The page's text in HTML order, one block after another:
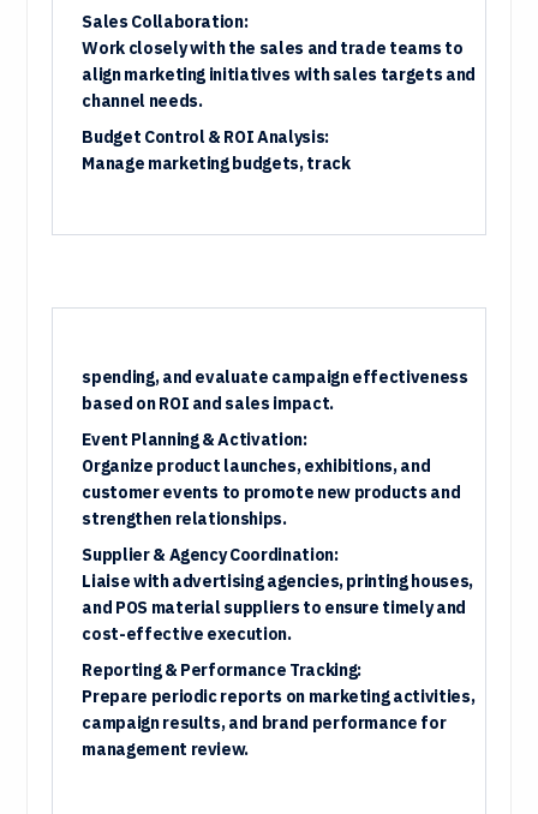
Sales Collaboration:
Work closely with the sales and trade teams to
align marketing initiatives with sales targets and
channel needs.
Budget Control & ROI Analysis:
Manage marketing budgets, track
spending, and evaluate campaign effectiveness
based on ROI and sales impact.
Event Planning & Activation:
Organize product launches, exhibitions, and
customer events to promote new products and
strengthen relationships.
Supplier & Agency Coordination:
Liaise with advertising agencies, printing houses,
and POS material suppliers to ensure timely and
cost-effective execution.
Reporting & Performance Tracking:
Prepare periodic reports on marketing activities,
campaign results, and brand performance for
management review.